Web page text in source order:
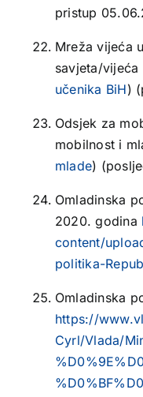
pristup
Mreža vijeća
savjeta/vijeća
učenika BiH)
Odsjek za
mobilnost i
mlade)
Omladinska
2020. godina
content/
politika-
Omladinska
https://
Cyrl/Vlada/